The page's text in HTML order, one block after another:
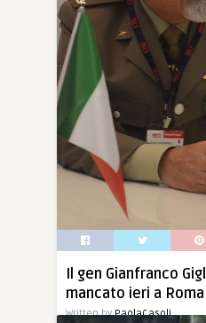
Il gen Gianfranco
mancato ieri a Roma
Written byPaolaCasoli